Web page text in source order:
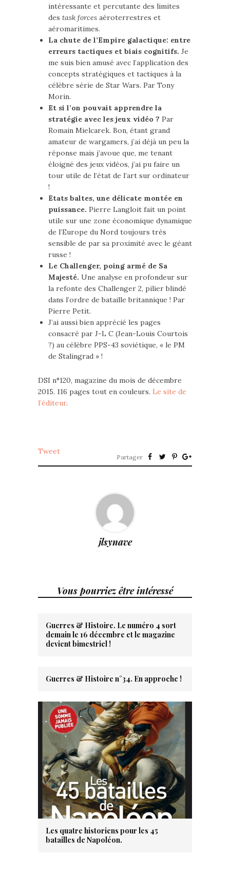
intéressante et percutante des limites
des task forces aéroterrestres et
aéromaritimes.
La chute de l’Empire galactique: entre
erreurs tactiques et biais cognitifs. Je
me suis bien amusé avec l’application des
concepts stratégiques et tactiques à la
célèbre série de Star Wars. Par Tony
Morin.
Et si l’on pouvait apprendre la
stratégie avec les jeux vidéo ? Par
Romain Mielcarek. Bon, étant grand
amateur de wargamers, j’ai déjà un peu la
réponse mais j’avoue que, me tenant
éloigné des jeux vidéos, j’ai pu faire un
tour utile de l’état de l’art sur ordinateur
!
Etats baltes, une délicate montée en
puissance. Pierre Langloit fait un point
utile sur une zone économique dynamique
de l’Europe du Nord toujours très
sensible de par sa proximité avec le géant
russe !
Le Challenger, poing armé de Sa
Majesté. Une analyse en profondeur sur
la refonte des Challenger 2, pilier blindé
dans l’ordre de bataille britannique ! Par
Pierre Petit.
J’ai aussi bien apprécié les pages
consacré par J-L C (Jean-Louis Courtois
?) au célèbre PPS-43 soviétique, « le PM
de Stalingrad » !
DSI n°120, magazine du mois de décembre
2015. 116 pages tout en couleurs. Le site de
l’éditeur.
Tweet
Partager
jlsynave
Vous pourriez être intéressé
Guerres & Histoire. Le numéro 4 sort
demain le 16 décembre et le magazine
devient bimestriel !
Guerres & Histoire n°34. En approche !
Les quatre historiens pour les 45
batailles de Napoléon.